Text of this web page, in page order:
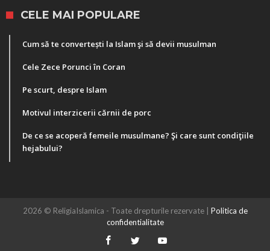
CELE MAI POPULARE
Cum să te convertești la Islam şi să devii musulman
Cele Zece Porunci în Coran
Pe scurt, despre Islam
Motivul interzicerii cărnii de porc
De ce se acoperă femeile musulmane? Şi care sunt condiţiile
hejabului?
2026 © ReligiaIslamica - Toate drepturile rezervate | Politica de
confidentialitate